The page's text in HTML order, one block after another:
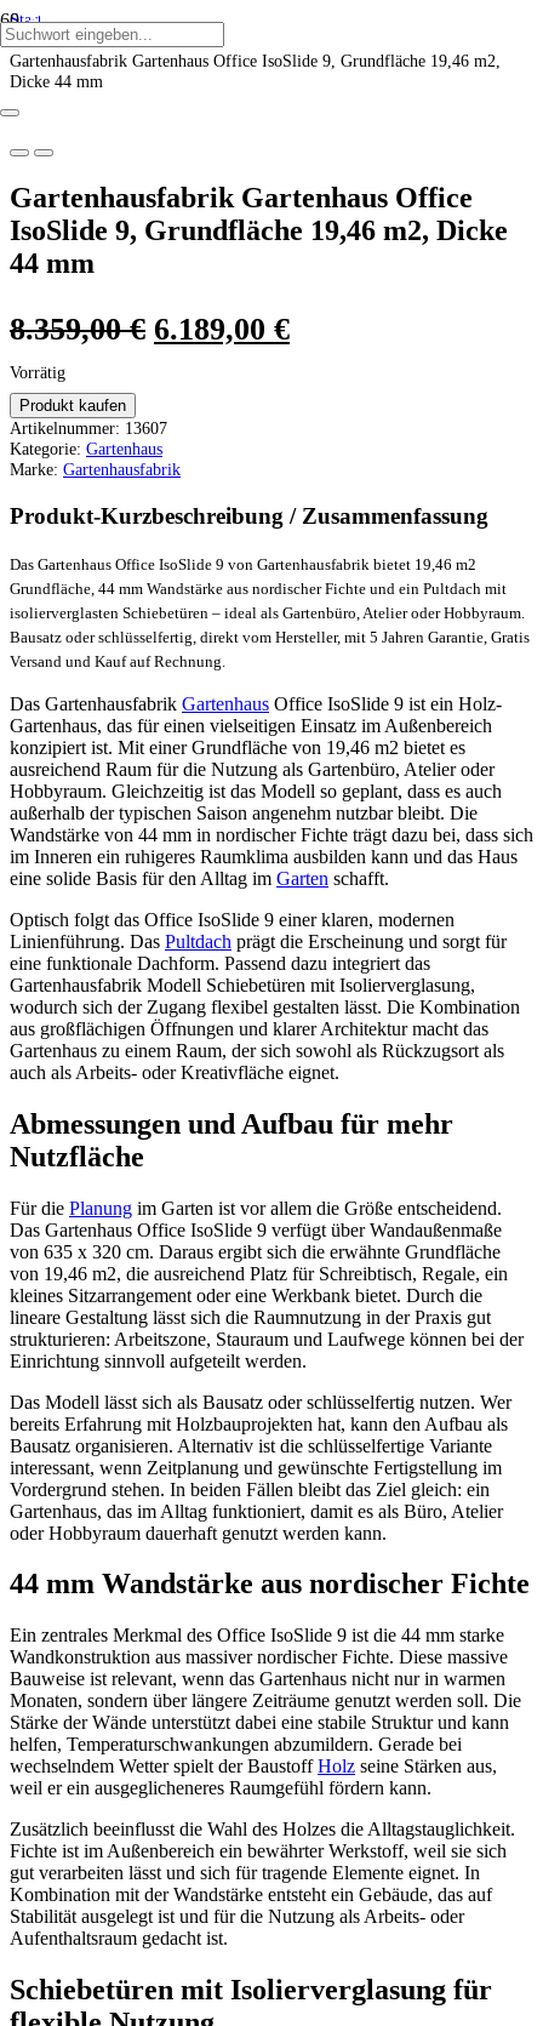
Start
/
Gartenhausfabrik Gartenhaus Office IsoSlide 9, Grundfläche 19,46 m2,
Dicke 44 mm
Gartenhausfabrik Gartenhaus Office
IsoSlide 9, Grundfläche 19,46 m2, Dicke
44 mm
8.359,00€ Ursprünglicher
8.359,00 €
6.189,00 €Aktueller
Vorrätig
Produkt kaufen
Artikelnummer: 13607
Kategorie: Gartenhaus
Marke: Gartenhausfabrik
Produkt-Kurzbeschreibung / Zusammenfassung
Das Gartenhaus Office IsoSlide 9 von Gartenhausfabrik bietet 19,46 m2
Grundfläche, 44 mm Wandstärke aus nordischer Fichte und ein Pultdach mit
isolierverglasten Schiebetüren – ideal als Gartenbüro, Atelier oder Hobbyraum.
Bausatz oder schlüsselfertig, direkt vom Hersteller, mit 5 Jahren Garantie, Gratis
Versand und Kauf auf Rechnung.
Das Gartenhausfabrik Gartenhaus Office IsoSlide 9 ist ein Holz-
Gartenhaus, das für einen vielseitigen Einsatz im Außenbereich
konzipiert ist. Mit einer Grundfläche von 19,46 m2 bietet es
ausreichend Raum für die Nutzung als Gartenbüro, Atelier oder
Hobbyraum. Gleichzeitig ist das Modell so geplant, dass es auch
außerhalb der typischen Saison angenehm nutzbar bleibt. Die
Wandstärke von 44 mm in nordischer Fichte trägt dazu bei, dass sich
im Inneren ein ruhigeres Raumklima ausbilden kann und das Haus
eine solide Basis für den Alltag im Garten schafft.
Optisch folgt das Office IsoSlide 9 einer klaren, modernen
Linienführung. Das Pultdach prägt die Erscheinung und sorgt für
eine funktionale Dachform. Passend dazu integriert das
Gartenhausfabrik Modell Schiebetüren mit Isolierverglasung,
wodurch sich der Zugang flexibel gestalten lässt. Die Kombination
aus großflächigen Öffnungen und klarer Architektur macht das
Gartenhaus zu einem Raum, der sich sowohl als Rückzugsort als
auch als Arbeits- oder Kreativfläche eignet.
Abmessungen und Aufbau für mehr
Nutzfläche
Für die Planung im Garten ist vor allem die Größe entscheidend.
Das Gartenhaus Office IsoSlide 9 verfügt über Wandaußenmaße
von 635 x 320 cm. Daraus ergibt sich die erwähnte Grundfläche
von 19,46 m2, die ausreichend Platz für Schreibtisch, Regale, ein
kleines Sitzarrangement oder eine Werkbank bietet. Durch die
lineare Gestaltung lässt sich die Raumnutzung in der Praxis gut
strukturieren: Arbeitszone, Stauraum und Laufwege können bei der
Einrichtung sinnvoll aufgeteilt werden.
Das Modell lässt sich als Bausatz oder schlüsselfertig nutzen. Wer
bereits Erfahrung mit Holzbauprojekten hat, kann den Aufbau als
Bausatz organisieren. Alternativ ist die schlüsselfertige Variante
interessant, wenn Zeitplanung und gewünschte Fertigstellung im
Vordergrund stehen. In beiden Fällen bleibt das Ziel gleich: ein
Gartenhaus, das im Alltag funktioniert, damit es als Büro, Atelier
oder Hobbyraum dauerhaft genutzt werden kann.
44 mm Wandstärke aus nordischer Fichte
Ein zentrales Merkmal des Office IsoSlide 9 ist die 44 mm starke
Wandkonstruktion aus massiver nordischer Fichte. Diese massive
Bauweise ist relevant, wenn das Gartenhaus nicht nur in warmen
Monaten, sondern über längere Zeiträume genutzt werden soll. Die
Stärke der Wände unterstützt dabei eine stabile Struktur und kann
helfen, Temperaturschwankungen abzumildern. Gerade bei
wechselndem Wetter spielt der BaustoffHolz seine Stärken aus,
weil er ein ausgeglicheneres Raumgefühl fördern kann.
Zusätzlich beeinflusst die Wahl des Holzes die Alltagstauglichkeit.
Fichte ist im Außenbereich ein bewährter Werkstoff, weil sie sich
gut verarbeiten lässt und sich für tragende Elemente eignet. In
Kombination mit der Wandstärke entsteht ein Gebäude, das auf
Stabilität ausgelegt ist und für die Nutzung als Arbeits- oder
Aufenthaltsraum gedacht ist.
Schiebetüren mit Isolierverglasung für
ANGEBOT!
ANGEBOT!
ANGEBOT!
ANGEBOT!
ANGEBOT!
ANGEBOT!